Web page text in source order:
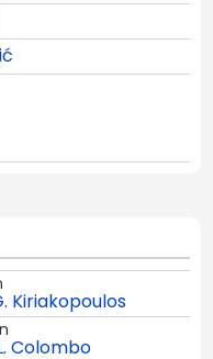
Kiriakopoulos
Colombo